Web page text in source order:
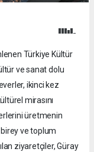
Türkiye Kültür
ve sanat dolu
ikinci kez
mirasını
üretmenin
ve toplum
ziyaretçiler, Güray